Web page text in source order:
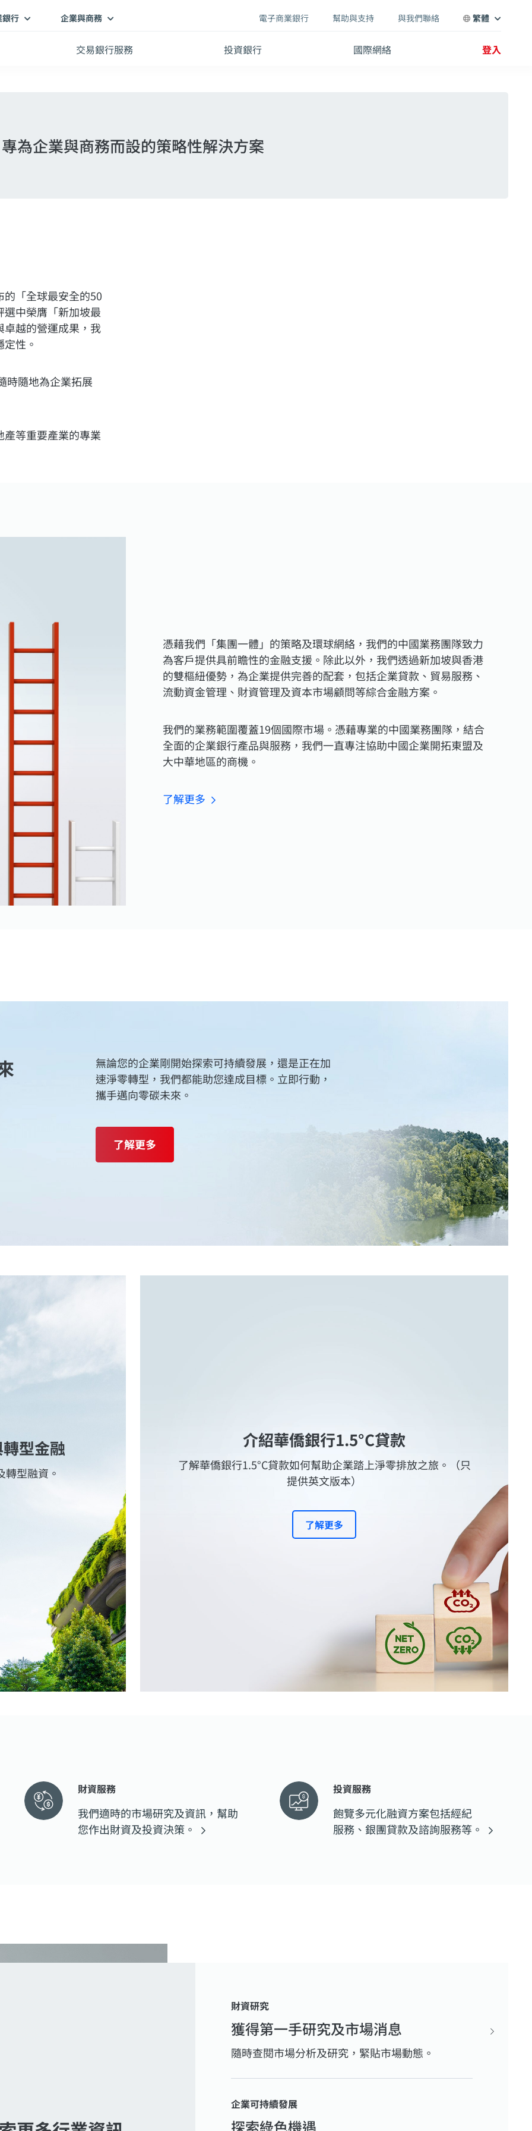
交易銀行服務 投資銀行 國際網絡 登入
銀行 企業與商務 電子商業銀行 幫助與支持 與我們聯絡 繁體
專為企業與商務而設的策略性解決方案
「全球最安全的50
中榮膺「新加坡最
越的營運成果，我
性。
時隨地為企業拓展
等重要產業的專業
憑藉我們「集團一體」的策略及環球網絡，我們的中國業務團隊致力
為客戶提供具前瞻性的金融支援。除此以外，我們透過新加坡與香港
的雙樞紐優勢，為企業提供完善的配套，包括企業貸款、貿易服務、
流動資金管理、財資管理及資本市場顧問等綜合金融方案。
我們的業務範圍覆蓋19個國際市場。憑藉專業的中國業務團隊，結合
全面的企業銀行產品與服務，我們一直專注協助中國企業開拓東盟及
大中華地區的商機。
了解更多
無論您的企業剛開始探索可持續發展，還是正在加
速淨零轉型，我們都能助您達成目標。立即行動，
攜手邁向零碳未來。
了解更多
型金融
型融資。
介紹華僑銀行1.5°C貸款
了解華僑銀行1.5°C貸款如何幫助企業踏上淨零排放之旅。（只
提供英文版本）
了解更多
財資服務
我們適時的市場研究及資訊，幫助
您作出財資及投資決策。
投資服務
飽覽多元化融資方案包括經紀
服務、銀團貸款及諮詢服務等。
財資研究
獲得第一手研究及市場消息
隨時查閱市場分析及研究，緊貼市場動態。
企業可持續發展
探索綠色機遇